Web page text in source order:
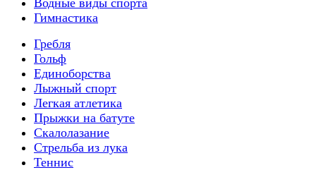
Гимнастика
Гребля
Гольф
Единоборства
Лыжный спорт
Легкая атлетика
Прыжки на батуте
Скалолазание
Стрельба из лука
Теннис